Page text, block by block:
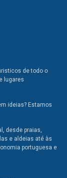
de todo o
lugares
ideias? Estamos
desde praias,
e aldeias até às
portuguesa e